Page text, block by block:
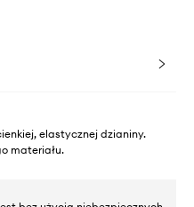
elastycznej dzianiny.
materiału.